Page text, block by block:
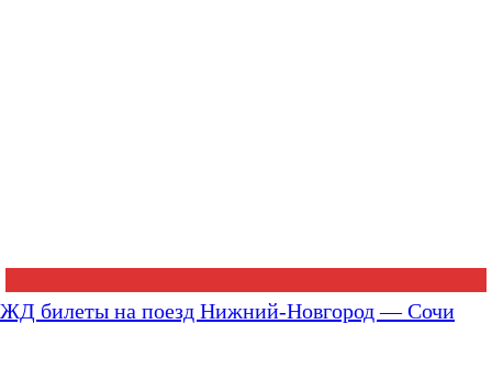
ЖД билеты на поезд Нижний-Новгород — Сочи